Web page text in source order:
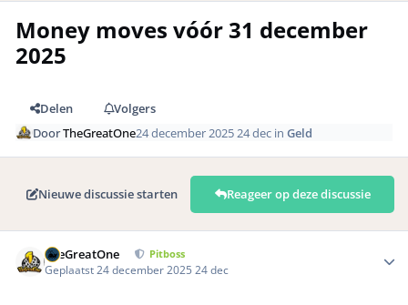
Money moves vóór 31 december
2025
Delen
Volgers
DoorTheGreatOne24 december 202524 dec inGeld
Nieuwe discussie starten Reageer op deze discussie
TheGreatOne Pitboss
Geplaatst 24 december 2025 24 dec